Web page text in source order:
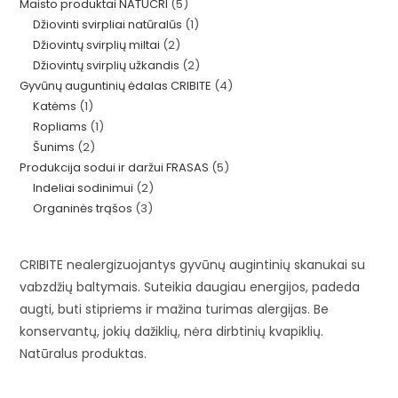
Maisto produktai NATUCRI 55
produktai
Džiovinti svirpliai natūralūs 11
Džiovintų svirplių miltai 22
produktai
Džiovintų svirplių užkandis 22
produktai
Gyvūnų auguntinių ėdalas CRIBITE 44
Katėms 11
produktas
Ropliams 11
Šunims 22
produktai
Produkcija sodui ir daržui FRASAS 55
Indeliai sodinimui 22
produktai
Organinės trąšos 33
CRIBITE nealergizuojantys gyvūnų augintinių skanukai su
vabzdžių baltymais. Suteikia daugiau energijos, padeda
augti, buti stipriems ir mažina turimas alergijas. Be
konservantų, jokių dažiklių, nėra dirbtinių kvapiklių.
Natūralus produktas.